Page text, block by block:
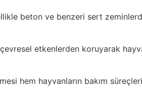
beton ve benzeri sert
etkenlerden koruyarak
hem hayvanların bakım